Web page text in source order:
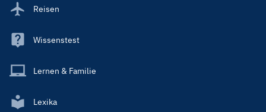
Reisen
Wissenstest
Lernen & Familie
Lexika